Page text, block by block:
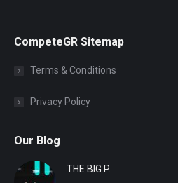
CompeteGR Sitemap
Terms & Conditions
Privacy Policy
Our Blog
ΤHE BIG P.